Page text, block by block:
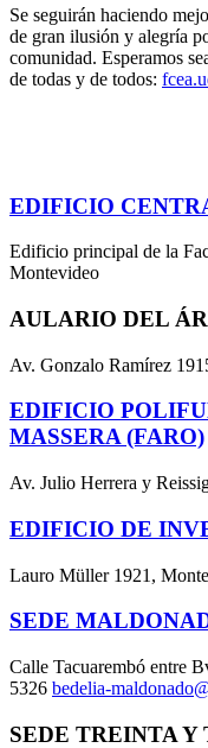
Se seguirán haciendo
de gran ilusión y alegría
comunidad. Esperamos
de todas y de todos:
EDIFICIO
Edificio principal de la
Montevideo
AULARIO DEL
Av. Gonzalo Ramírez
EDIFICIO
MASSERA (FARO)
Av. Julio Herrera y
EDIFICIO DE
Lauro Müller 1921,
SEDE
Calle Tacuarembó entre
5326 bedelia-
SEDE TREINTA Y